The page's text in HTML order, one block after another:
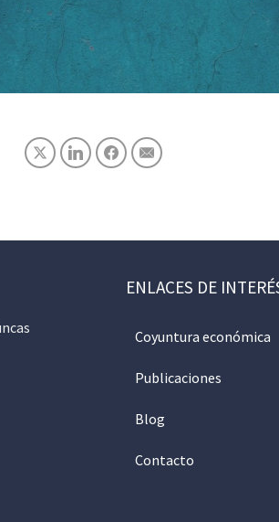
ENLACES DE
Coyuntura económica
Publicaciones
Blog
Contacto